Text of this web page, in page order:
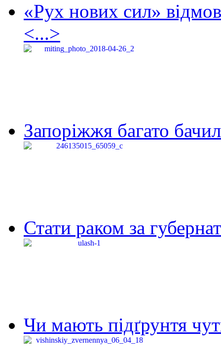
«Рух нових сил»
<...>
Запоріжжя багато
Стати раком за
Чи мають підґрунтя